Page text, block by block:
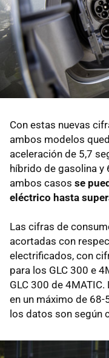
Con estas nuevas
ambos modelos
aceleración de 5,7
híbrido de gasolina y
ambos casos se
eléctrico hasta
Las cifras de
acortadas con
electrificados, con
para los GLC 300 e
GLC 300 de
en un máximo de
los datos son según